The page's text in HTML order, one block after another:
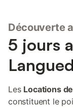
Découverte
5 jours
Les Locations
constituent le